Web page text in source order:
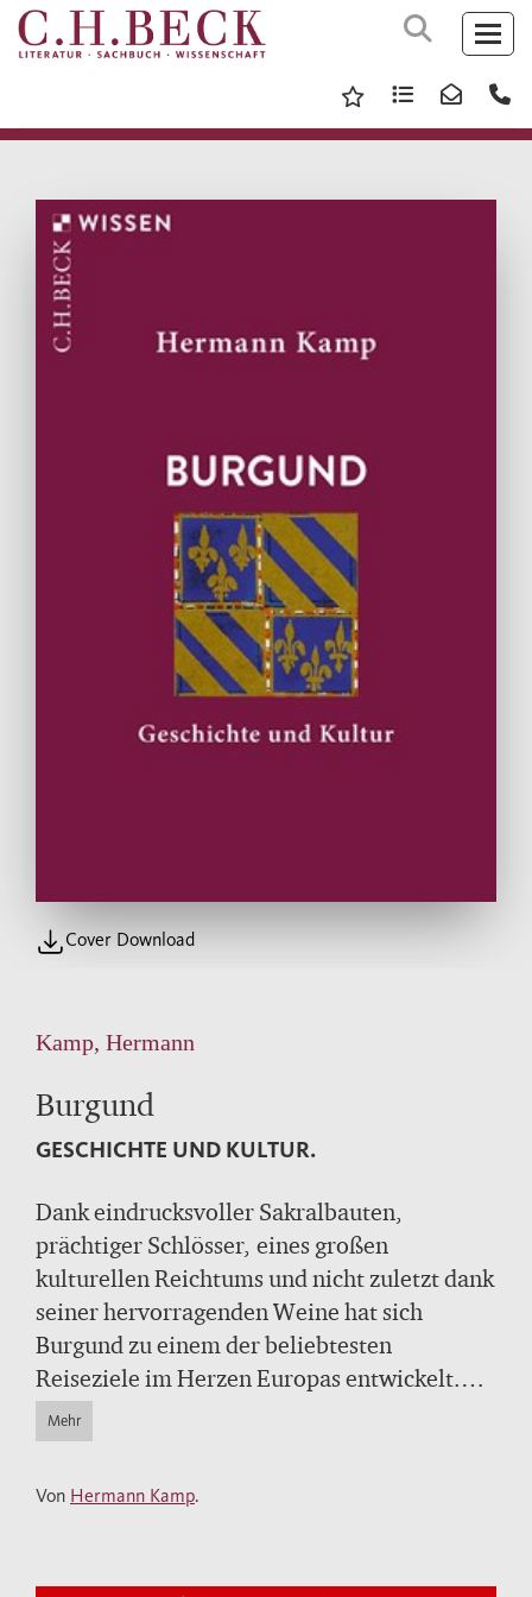
Cover Download
Kamp, Hermann
Burgund
GESCHICHTE UND KULTUR.
Dank eindrucksvoller Sakralbauten,
prächtiger Schlösser, eines großen
kulturellen Reichtums und nicht zuletzt dank
seiner hervorragenden Weine hat sich
Burgund zu einem der beliebtesten
Reiseziele im Herzen Europas entwickelt.
Weniger bekannt ist freilich die wechselvolle
Geschichte dieser Region, die Grafen,
aber auch stets ein Objekt der Begierde
Mehr
Von Hermann Kamp.